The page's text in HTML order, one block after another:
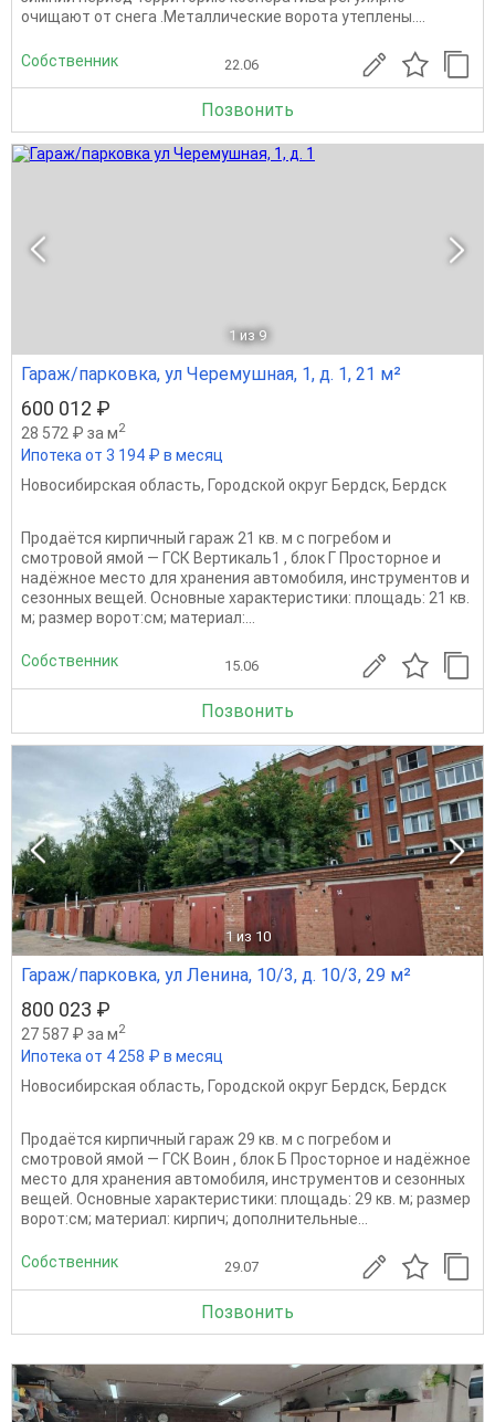
очищают от снега .Металлические ворота утеплены....
Собственник 22.06
Позвонить
1 из 9
Гараж/парковка, ул Черемушная, 1, д. 1, 21 м²
600 012 ₽
28 572 ₽ за м2
Ипотека от 3 194 ₽ в месяц
Новосибирская область, Городской округ Бердск, Бердск
Продаётся кирпичный гараж 21 кв. м с погребом и
смотровой ямой — ГСК Вертикаль1 , блок Г Просторное и
надёжное место для хранения автомобиля, инструментов и
сезонных вещей. Основные характеристики: площадь: 21 кв.
м; размер ворот:см; материал:...
Собственник 15.06
Позвонить
1 из 10
Гараж/парковка, ул Ленина, 10/3, д. 10/3, 29 м²
800 023 ₽
27 587 ₽ за м2
Ипотека от 4 258 ₽ в месяц
Новосибирская область, Городской округ Бердск, Бердск
Продаётся кирпичный гараж 29 кв. м с погребом и
смотровой ямой — ГСК Воин , блок Б Просторное и надёжное
место для хранения автомобиля, инструментов и сезонных
вещей. Основные характеристики: площадь: 29 кв. м; размер
ворот:см; материал: кирпич; дополнительные...
Собственник 29.07
Позвонить